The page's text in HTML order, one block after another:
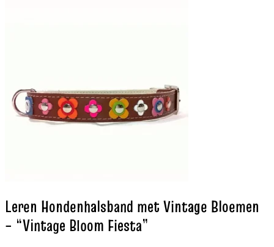
Leren Hondenhalsband met Vintage Bloemen
– “Vintage Bloom Fiesta”